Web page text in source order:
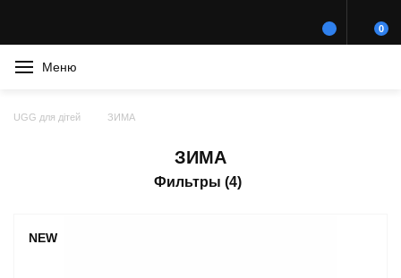
0
Меню
UGG для дітей ЗИМА
ЗИМА
Фильтры (4)
NEW